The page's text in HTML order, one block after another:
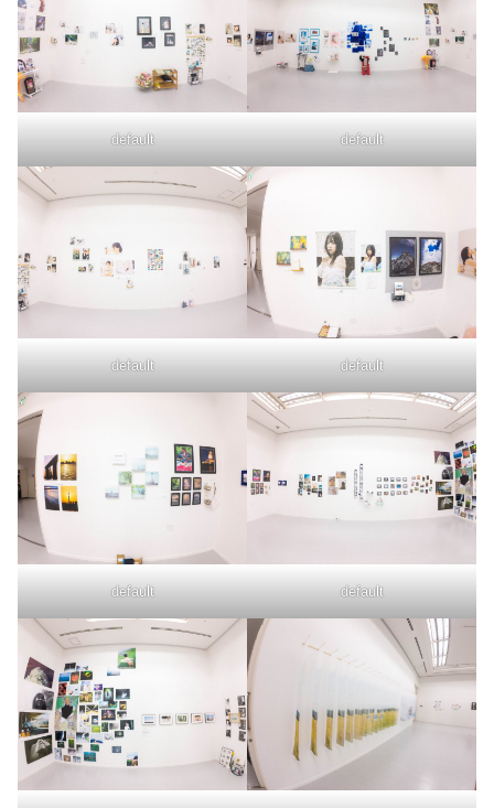
default default
default default
default default